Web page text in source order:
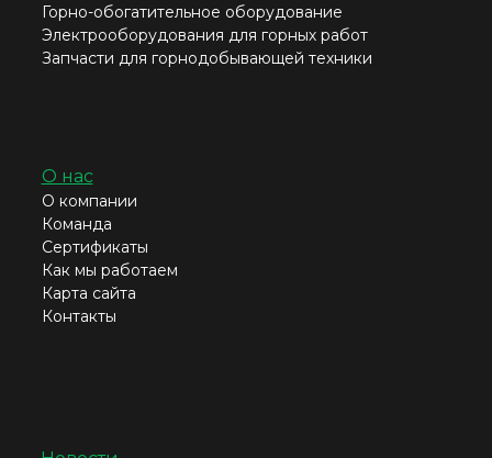
Горно-обогатительное оборудование
Электрооборудования для горных работ
Запчасти для горнодобывающей техники
О нас
О компании
Команда
Сертификаты
Как мы работаем
Карта сайта
Контакты